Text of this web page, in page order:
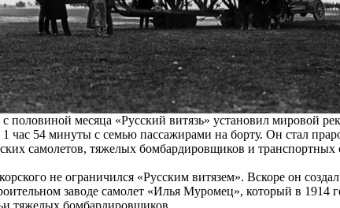
с половиной месяца «Русский витязь» установил мировой
1 час 54 минуты с семью пассажирами на борту. Он стал
самолетов, тяжелых бомбардировщиков и транспортных
не ограничился «Русским витязем». Вскоре он
заводе самолет «Илья Муромец», который в 1914
тяжелых бомбардировщиков.